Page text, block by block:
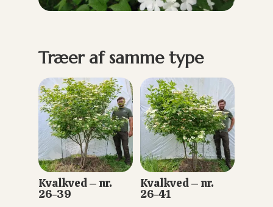
Træer af samme type
Kvalkved – nr.
26-39
Kvalkved – nr.
26-41